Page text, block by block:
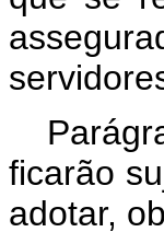
ficarão
adotar,